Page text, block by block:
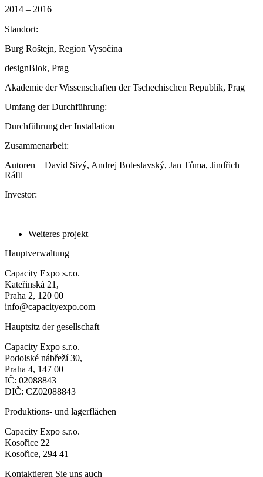
2014 – 2016
Standort:
Burg Roštejn, Region Vysočina
designBlok, Prag
Akademie der Wissenschaften der Tschechischen Republik, Prag
Umfang der Durchführung:
Durchführung der Installation
Zusammenarbeit:
Autoren – David Sivý, Andrej Boleslavský, Jan Tůma, Jindřich
Ráftl
Investor:
Weiteres projekt
Hauptverwaltung
Capacity Expo s.r.o.
Kateřinská 21,
Praha 2, 120 00
info@capacityexpo.com
Hauptsitz der gesellschaft
Capacity Expo s.r.o.
Podolské nábřeží 30,
Praha 4, 147 00
IČ: 02088843
DIČ: CZ02088843
Produktions- und lagerflächen
Capacity Expo s.r.o.
Kosořice 22
Kosořice, 294 41
Kontaktieren Sie uns auch